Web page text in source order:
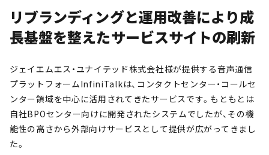
リブランディングと運用改善により成
長基盤を整えたサービスサイトの刷新
ジェイエムエス・ユナイテッド株式会社様が提供する音声通信
プラットフォームInfiniTalkは、コンタクトセンター・コールセ
ンター領域を中心に活用されてきたサービスです。もともとは
自社BPOセンター向けに開発されたシステムでしたが、その機
能性の高さから外部向けサービスとして提供が広がってきまし
た。